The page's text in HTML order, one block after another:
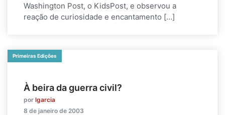
Washington Post, o KidsPost, e observou a
reação de curiosidade e encantamento […]
Primeiras Edições
À beira da guerra civil?
por lgarcia
8 de janeiro de 2003